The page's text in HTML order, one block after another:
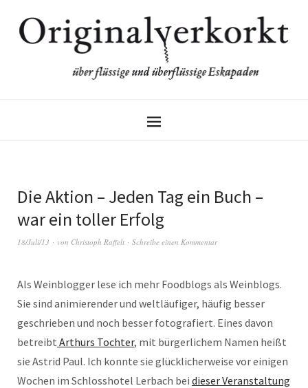
Die Aktion – Jeden Tag ein Buch –
war ein toller Erfolg
18/Juli/13 von Christoph Raffelt Schreibe einen Kommentar
Als Weinblogger lese ich mehr Foodblogs als Weinblogs.
Sie sind animierender und weltläufiger, häufig besser
geschrieben und noch besser fotografiert. Eines davon
betreibt Arthurs Tochter, mit bürgerlichem Namen heißt
sie Astrid Paul. Ich konnte sie glücklicherweise vor einigen
Wochen im Schlosshotel Lerbach bei dieser Veranstaltung